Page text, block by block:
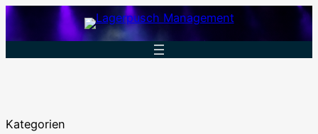
Zum
Kategorien